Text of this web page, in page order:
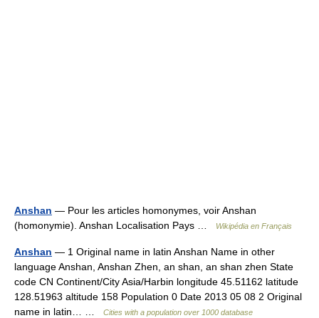
Anshan — Pour les articles homonymes, voir Anshan
(homonymie). Anshan Localisation Pays …
Wikipédia en Français
Anshan — 1 Original name in latin Anshan Name in other
language Anshan, Anshan Zhen, an shan, an shan zhen State
code CN Continent/City Asia/Harbin longitude 45.51162 latitude
128.51963 altitude 158 Population 0 Date 2013 05 08 2 Original
name in latin… …
Cities with a population over 1000 database